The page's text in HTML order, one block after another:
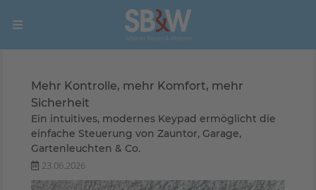
Mehr Kontrolle, mehr Komfort, mehr
Sicherheit
Ein intuitives, modernes Keypad ermöglicht die
einfache Steuerung von Zauntor, Garage,
Gartenleuchten & Co.
23.06.2026